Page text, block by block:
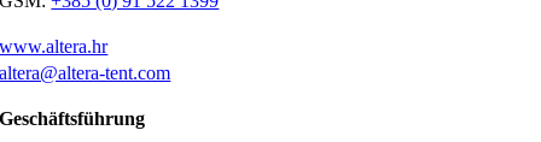
www.altera.hr
altera@altera-tent.com
Geschäftsführung